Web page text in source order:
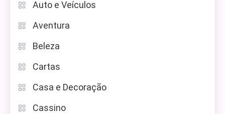
Auto e Veículos
Aventura
Beleza
Cartas
Casa e Decoração
Cassino